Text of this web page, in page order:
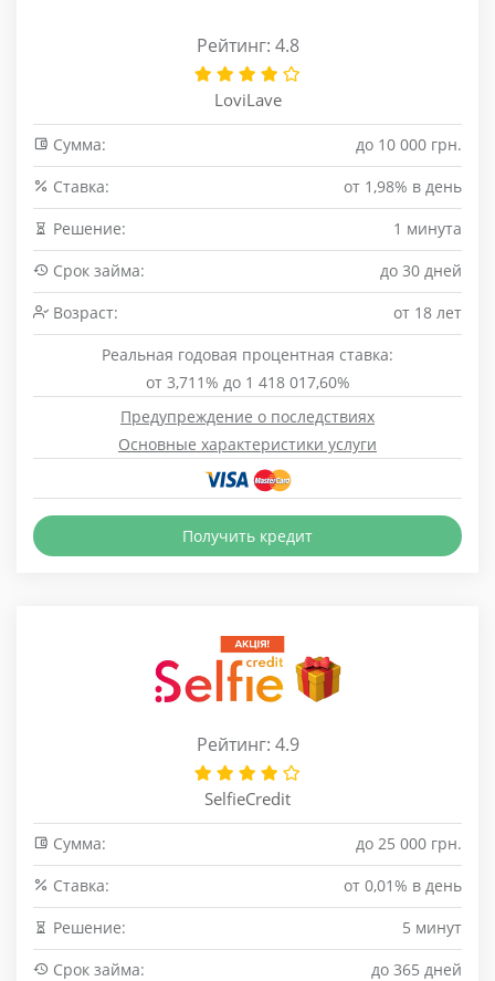
Рейтинг: 4.8
LoviLave
Сумма:
до 10 000 грн.
Cтавка:
от 1,98% в день
Решение:
1 минута
Срок займа:
до 30 дней
Возраст:
от 18 лет
Реальная годовая процентная ставка:
от 3,711% до 1 418 017,60%
Предупреждение о последствиях
Основные характеристики услуги
Получить кредит
Рейтинг: 4.9
SelfieCredit
Сумма:
до 25 000 грн.
Cтавка:
от 0,01% в день
Решение:
5 минут
Срок займа:
до 365 дней